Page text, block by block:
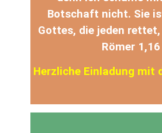
Botschaft nicht. Sie
Gottes, die jeden
Römer 1,16
Herzliche Einladung mit